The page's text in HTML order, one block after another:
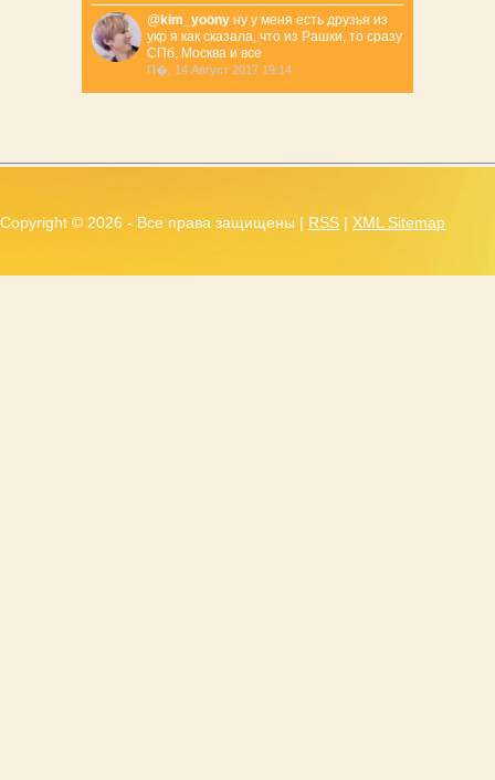
@ kim_yoony ну у меня есть друзья из
укр я как сказала, что из Рашки, то сразу
СПб, Москва и все
П�, 14 Август 2017 19:14
Copyright © 2026 - Все права защищены | RSS | XML Sitemap